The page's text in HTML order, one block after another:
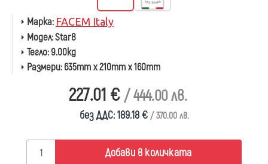
227.01 € / 444.00 лв.
без ДДС: 189.18 € / 370.00 лв.
Марка: FACEM Italy
Модел:Star8
Тегло:9.00kg
Размери:635mm x 210mm x 160mm
Добави в количката